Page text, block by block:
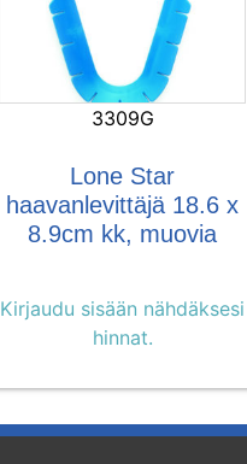
3309G
Lone Star
haavanlevittäjä 18.6 x
8.9cm kk, muovia
Kirjaudu sisään nähdäksesi
hinnat.